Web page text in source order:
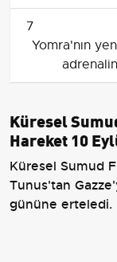
7
Yomra'nın
Küresel
Hareket 10
Küresel Sumud
Tunus'tan
gününe erteledi.